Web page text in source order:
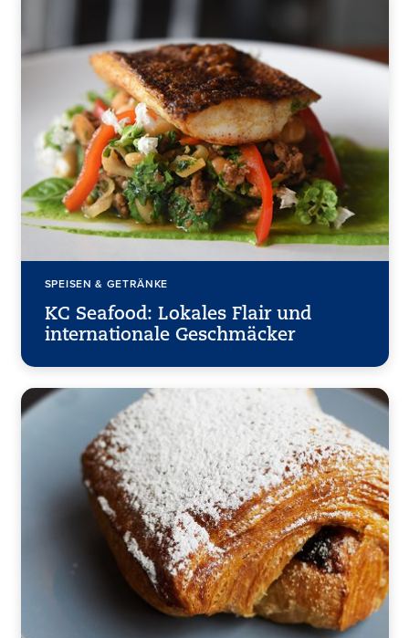
SPEISEN & GETRÄNKE
KC Seafood: Lokales Flair und
internationale Geschmäcker